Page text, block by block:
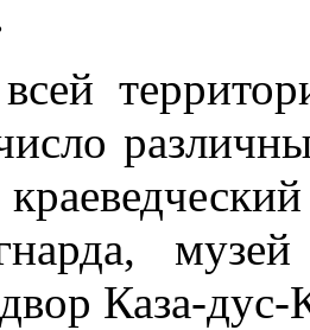
Каза-дус-